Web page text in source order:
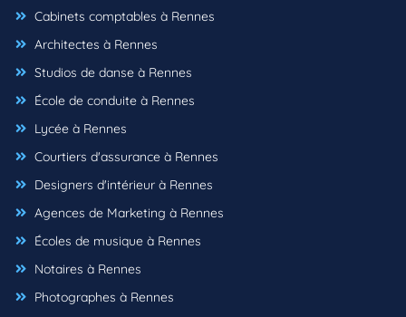
Cabinets comptables à Rennes
Architectes à Rennes
Studios de danse à Rennes
École de conduite à Rennes
Lycée à Rennes
Courtiers d'assurance à Rennes
Designers d'intérieur à Rennes
Agences de Marketing à Rennes
Écoles de musique à Rennes
Notaires à Rennes
Photographes à Rennes